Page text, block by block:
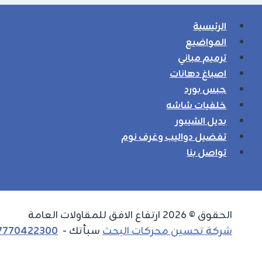
الرئيسية
المواضيع
ترميم مباني
اصباغ دهانات
جبس بورد
خلفيات شاشه
بديل الشيبور
تفضيل دواليب وغرف نوم
تواصل بنا
الحقوق © 2026 ارتفاع الافق للمقاولات العامة
شركة تحسين محركات البحثسبأتك -